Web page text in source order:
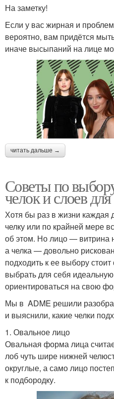
На заметку!
Если у вас жирная и
вероятно, вам придётся
иначе высыпаний на лице
читать дальше →
Советы по
челок и слоев
Хотя бы раз в жизни каждая
челку или по крайней мере
об этом. Но лицо — витрина
а челка — довольно
подходить к ее выбору
выбрать для себя
ориентироваться на свою
Мы в ADME решили
и выяснили, какие челки
1. Овальное лицо
Овальная форма лица
лоб чуть шире нижней
округлые, а само лицо
к подбородку.